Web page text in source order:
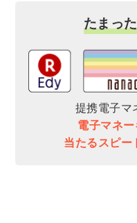
たまっ
提携電子マ
電子マネ
当たるスピー